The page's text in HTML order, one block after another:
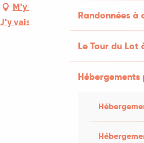
Randonnées
Le Tour du Lot
M'y rendre
J'y vais en train !